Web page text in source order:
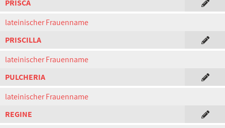
PRISCA
lateinischer Frauenname
PRISCILLA
lateinischer Frauenname
PULCHERIA
lateinischer Frauenname
REGINE